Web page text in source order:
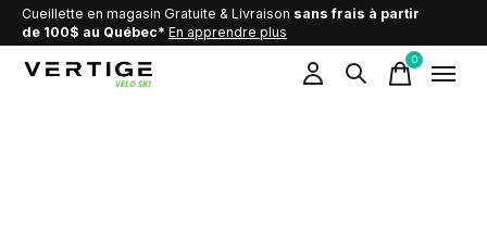
Cueillette en magasin Gratuite & Livraison sans frais à partir
de 100$ au Québec* En apprendre plus
0items